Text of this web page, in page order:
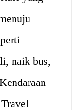
naik bus,